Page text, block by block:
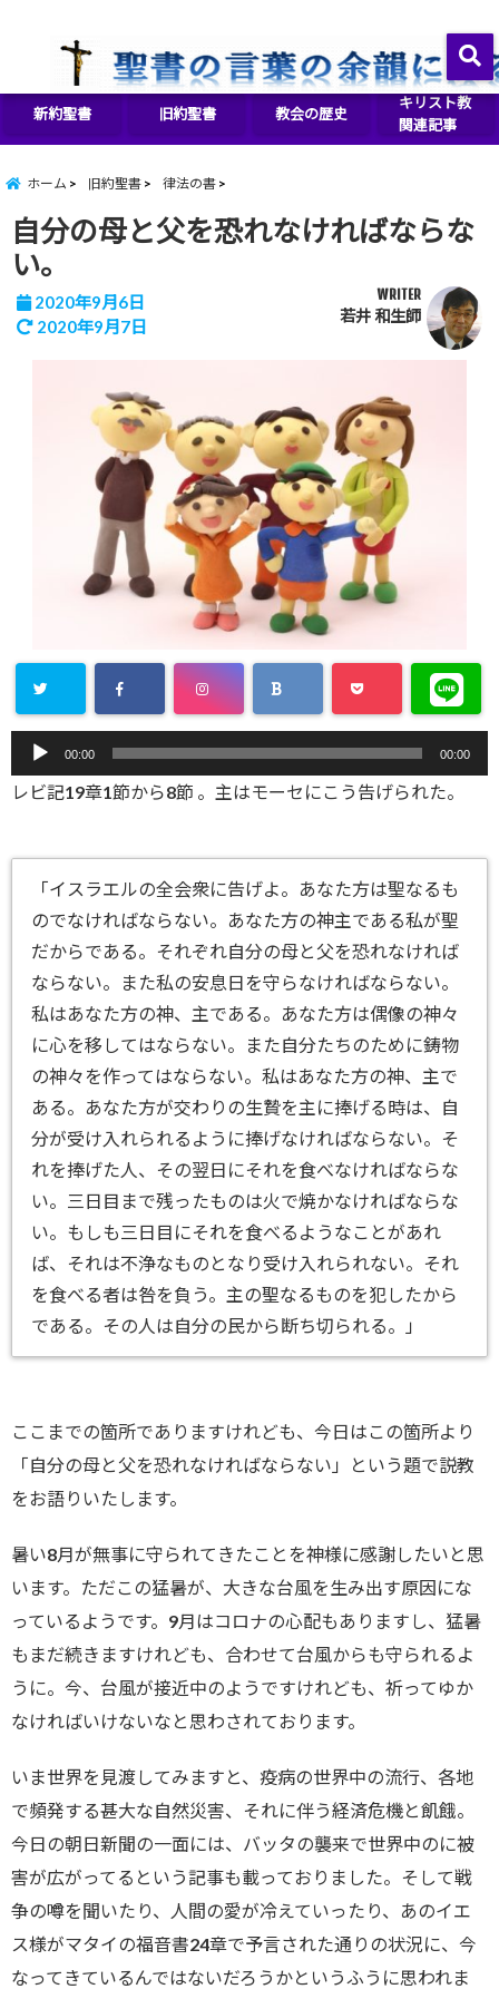
新約聖書 旧約聖書 教会の歴史
キリスト教
関連記事
ホーム 旧約聖書 律法の書
自分の母と父を恐れなければならな
い。
2020年9月6日
2020年9月7日
WRITER
若井 和生師
声
プ
00:00 00:00
レビ記19章1節から8節 。主はモーセにこう告げられた。
「イスラエルの全会衆に告げよ。あなた方は聖なるも
のでなければならない。あなた方の神主である私が聖
だからである。それぞれ自分の母と父を恐れなければ
ならない。また私の安息日を守らなければならない。
私はあなた方の神、主である。あなた方は偶像の神々
に心を移してはならない。また自分たちのために鋳物
の神々を作ってはならない。私はあなた方の神、主で
ある。あなた方が交わりの生贄を主に捧げる時は、自
分が受け入れられるように捧げなければならない。そ
れを捧げた人、その翌日にそれを食べなければならな
い。三日目まで残ったものは火で焼かなければならな
い。もしも三日目にそれを食べるようなことがあれ
ば、それは不浄なものとなり受け入れられない。それ
を食べる者は咎を負う。主の聖なるものを犯したから
である。その人は自分の民から断ち切られる。」
ここまでの箇所でありますけれども、今日はこの箇所より
「自分の母と父を恐れなければならない」という題で説教
をお語りいたします。
暑い8月が無事に守られてきたことを神様に感謝したいと思
います。ただこの猛暑が、 大きな台風を生み出す原因にな
っているようです。9月はコロナの心配もありますし、猛暑
もまだ続きますけれども、合わせて台風からも守られるよ
うに。今、台風が接近中のようですけれども、祈ってゆか
なければいけないなと思わされております。
いま世界を見渡してみますと、疫病の世界中の流行、各地
で頻発する甚大な自然災害、それに伴う経済危機と飢餓。
今日の朝日新聞の一面には、バッタの襲来で世界中のに被
害が広がってるという記事も載っておりました。そして戦
争の噂を聞いたり、人間の愛が冷えていったり、あのイエ
ス様がマタイの福音書24章で予言された通りの状況に、今
なってきているんではないだろうかというふうに思われま